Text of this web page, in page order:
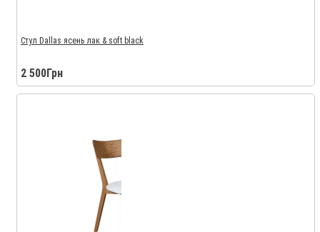
Стул Dallas ясень лак & soft black
2 500Грн